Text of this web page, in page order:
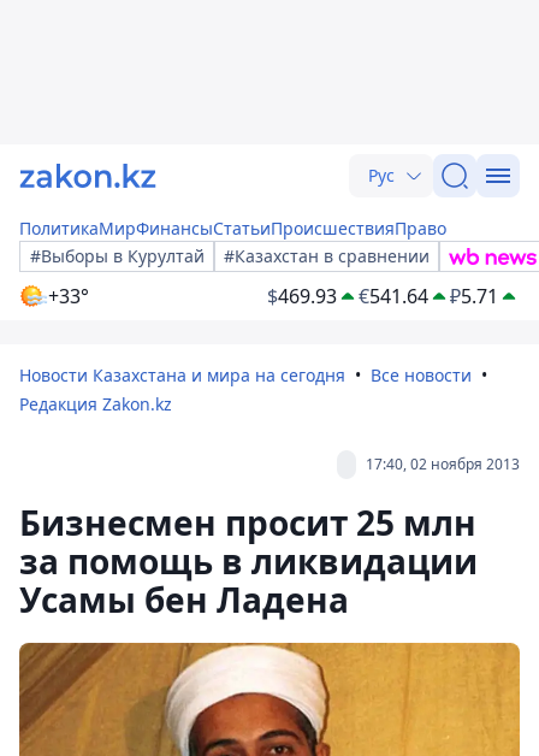
Рус
ПолитикаМирФинансыСтатьиПроисшествияПраво
#Выборы в Курултай
#Казахстан в сравнении
+33° $469.93 €541.64 ₽5.71
Новости Казахстана и мира на сегодня
Все новости
Редакция Zakon.kz
17:40, 02 ноября 2013
Бизнесмен просит 25 млн
за помощь в ликвидации
Усамы бен Ладена